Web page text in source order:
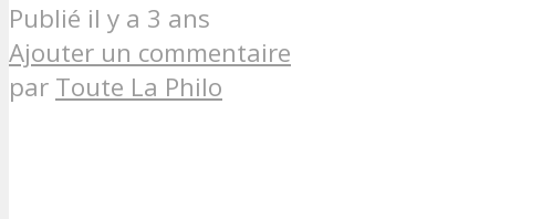
Publié il y a 3 ans
Ajouter un commentaire
par Toute La Philo